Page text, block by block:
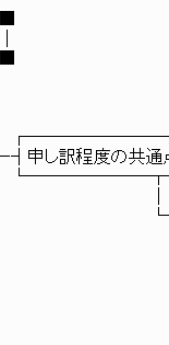
＼ヽ
←┤申し訳程
ノ : : |＼
,r＝､＿_,
/l ./ l.l
, lﾐﾆ彡―‐
| ∨ l､_,ｒ
ヽv-い､ﾆr
ﾐ
‐ヽ ｔ
／ _ゝ-